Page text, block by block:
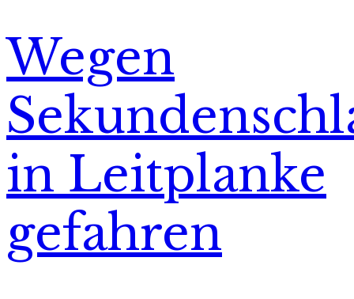
Wegen
in Leitplanke
gefahren